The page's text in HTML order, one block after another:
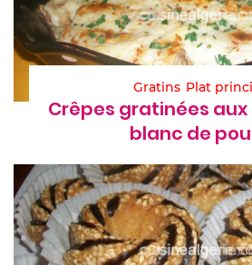
Gratins Plat
Crêpes gratinées
blanc de